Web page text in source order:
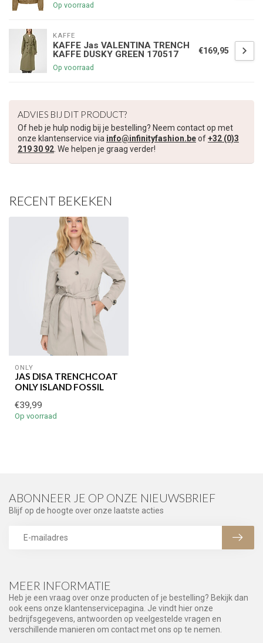
Op voorraad
KAFFE
KAFFE Jas VALENTINA TRENCH
KAFFE DUSKY GREEN 170517
Op voorraad
€169,95
ADVIES BIJ DIT PRODUCT?
Of heb je hulp nodig bij je bestelling? Neem contact op met
onze klantenservice via info@infinityfashion.beof+32 (0)3
219 30 92. We helpen je graag verder!
RECENT BEKEKEN
ONLY
JAS DISA TRENCHCOAT
ONLY ISLAND FOSSIL
€39,99
Op voorraad
MEER INFORMATIE
Heb je een vraag over onze producten of je bestelling? Bekijk dan
ook eens onze klantenservicepagina. Je vindt hier onze
bedrijfsgegevens, antwoorden op veelgestelde vragen en
verschillende manieren om contact met ons op te nemen.
ABONNEER JE OP ONZE NIEUWSBRIEF
Blijf op de hoogte over onze laatste acties
Schrijf je in voor onze nieuwsbrief om op de hoogte te blijven
over onze nieuwe collectie, en ontvang
op je
Je korting is geldig bij een minimale bestelwaarde van €45,00